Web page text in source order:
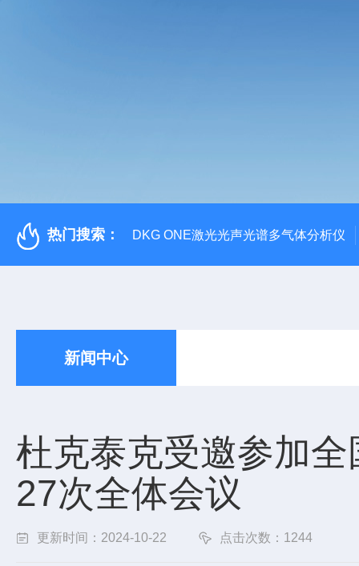
热门搜索： DKG ONE激光光声光谱多气体分析仪
新闻中心
杜克泰克受邀参加
27次全体会议
更新时间：2024-10-22 点击次数：1244